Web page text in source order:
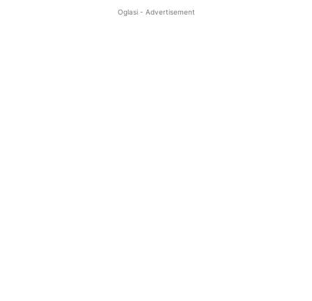
Oglasi - Advertisement